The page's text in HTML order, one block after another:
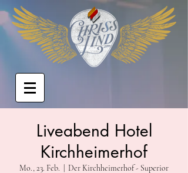
Liveabend Hotel
Kirchheimerhof
Mo., 23. Feb.
Der Kirchheimerhof - Superior